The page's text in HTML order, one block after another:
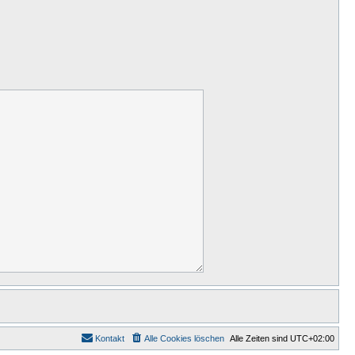
Alle Zeiten sind UTC+02:00
Alle Cookies löschen
Kontakt